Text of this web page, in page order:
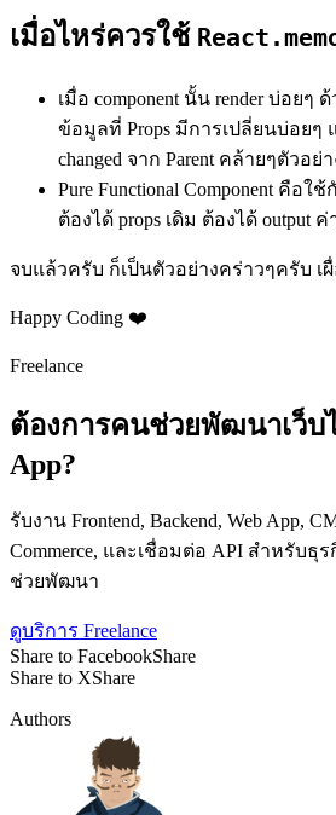
เมื่อไหร่ควรใช้
เมื่อ component นั้น render บ่อยๆ
ข้อมูลที่ Props มีการเปลี่ยนบ่อยๆ
changed จาก Parent คล้ายๆตัวอ
Pure Functional Component คือใช้
ต้องได้ props เดิม ต้องได้ output ค่
จบแล้วครับ ก็เป็นตัวอย่างคร่าวๆครับ เ
Happy Coding ❤️
Freelance
ต้องการคนช่วยพัฒนาเว็บ
App?
รับงาน Frontend, Backend, Web App,
Commerce, และเชื่อมต่อ API สำหรับ
ช่วยพัฒนา
ดูบริการ Freelance
Share to FacebookShare
Share to XShare
Authors